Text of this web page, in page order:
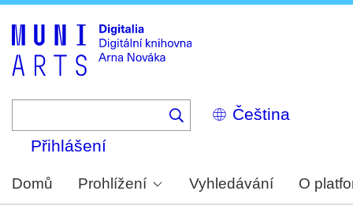
Select
your
Přihlášení
Domů Prohlížení Vyhledávání O